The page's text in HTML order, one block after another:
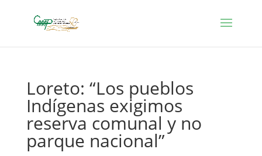
Loreto: “Los pueblos
Indígenas exigimos
reserva comunal y no
parque nacional”